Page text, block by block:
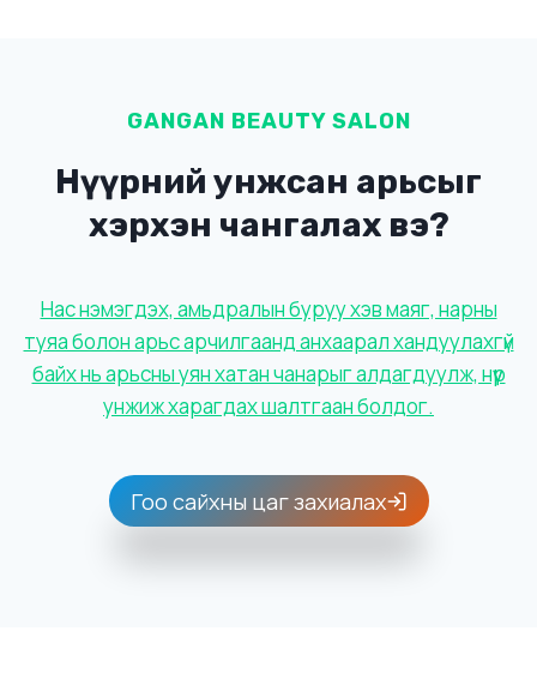
GANGAN BEAUTY SALON
Нүүрний унжсан арьсыг
хэрхэн чангалах вэ?
Нас нэмэгдэх, амьдралын буруу хэв маяг, нарны
туяа болон арьс арчилгаанд анхаарал хандуулахгүй
байх нь арьсны уян хатан чанарыг алдагдуулж, нүүр
унжиж харагдах шалтгаан болдог.
Гоо сайхны цаг захиалах